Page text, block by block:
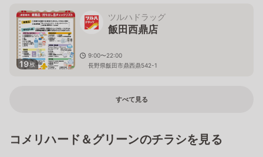
19枚
ツルハドラッグ
飯田西鼎店
9:00〜22:00
長野県飯田市鼎西鼎542-1
すべて見る
コメリハード＆グリーンのチラシを見る